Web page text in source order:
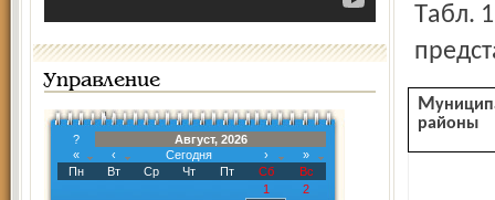
Управление
?
Август, 2026
«
‹ Сегодня ›
»
Пн
Вт Ср Чт Пт Сб
Вс
1
2
Табл. 1. Выборы муниципальных советов (собраний
Муниципальные
районы